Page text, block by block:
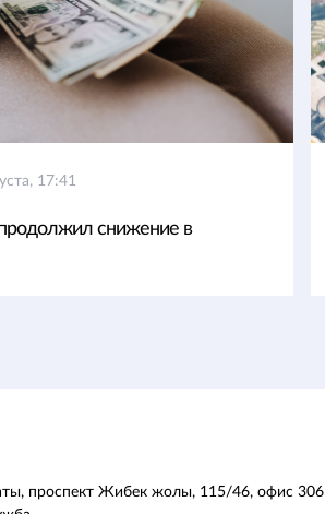
17:41
снижение в
проспект Жибек жолы, 115/46, офис 306